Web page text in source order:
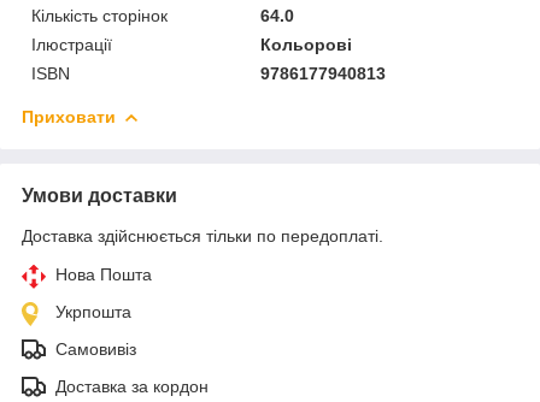
Кількість сторінок
64.0
Ілюстрації
Кольорові
ISBN
9786177940813
Приховати
Умови доставки
Доставка здійснюється тільки по передоплаті.
Нова Пошта
Укрпошта
Самовивіз
Доставка за кордон